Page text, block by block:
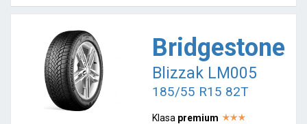
Bridgestone
Blizzak LM005
185/55 R15 82T
Klasa premium